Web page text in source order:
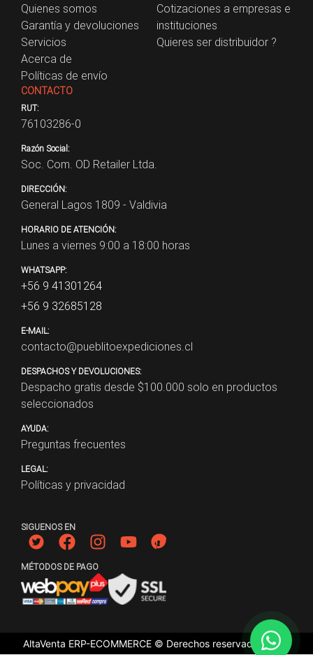
Quienes somos
Garantía y devoluciones
Servicios
Acerca de
Políticas de envío
Cotizaciones a empresas e
instituciones
Quieres ser distribuidor ?
CONTACTO
RUT:
76103286-0
Razón Social:
Soc. Com. OD Retailer Ltda.
DIRECCIÓN:
General Lagos 1809 - Valdivia
HORARIO DE ATENCIÓN:
Lunes a viernes 9:00 a 18:00 horas
WHATSAPP:
+56 9 41301264
+56 9 32685128
E-MAIL:
contacto@pueblitoexpediciones.cl
DESPACHOS Y DEVOLUCIONES:
Despacho gratis desde $100.000 solo en productos
seleccionados
AYUDA:
Preguntas frecuentes
LEGAL:
Políticas y privacidad
SIGUENOS EN
MÉTODOS DE PAGO
AltaVenta ERP-ECOMMERCE © Derechos reservados 2026